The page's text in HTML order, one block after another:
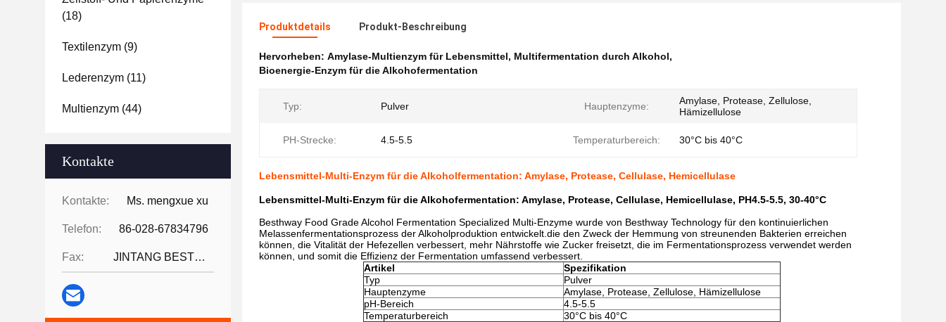
(18)
Textilenzym (9)
Lederenzym (11)
Multienzym (44)
Kontakte
Kontakte: Ms. mengxue xu
Telefon: 86-028-67834796
Fax: JINTANG BESTWAY TECHNOLOGY CO
Produktdetails Produkt-Beschreibung
Hervorheben: Amylase-Multienzym für Lebensmittel, Multifermentation durch Alkohol,
Bioenergie-Enzym für die Alkohofermentation
Typ: Pulver Hauptenzyme:
Amylase, Protease, Zellulose,
Hämizellulose
PH-Strecke: 4.5-5.5 Temperaturbereich: 30°C bis 40°C
Lebensmittel-Multi-Enzym für die Alkoholfermentation: Amylase, Protease, Cellulase, Hemicellulase
Lebensmittel-Multi-Enzym für die Alkohofermentation: Amylase, Protease, Cellulase, Hemicellulase, PH4.5-5.5, 30-40°C
Besthway Food Grade Alcohol Fermentation Specialized Multi-Enzyme wurde von Besthway Technology für den kontinuierlichen
Melassenfermentationsprozess der Alkoholproduktion entwickelt.die den Zweck der Hemmung von streunenden Bakterien erreichen
können, die Vitalität der Hefezellen verbessert, mehr Nährstoffe wie Zucker freisetzt, die im Fermentationsprozess verwendet werden
können, und somit die Effizienz der Fermentation umfassend verbessert.
Artikel
Spezifikation
Typ
Pulver
Hauptenzyme
Amylase, Protease, Zellulose, Hämizellulose
pH-Bereich
4.5-5.5
Temperaturbereich
30°C bis 40°C